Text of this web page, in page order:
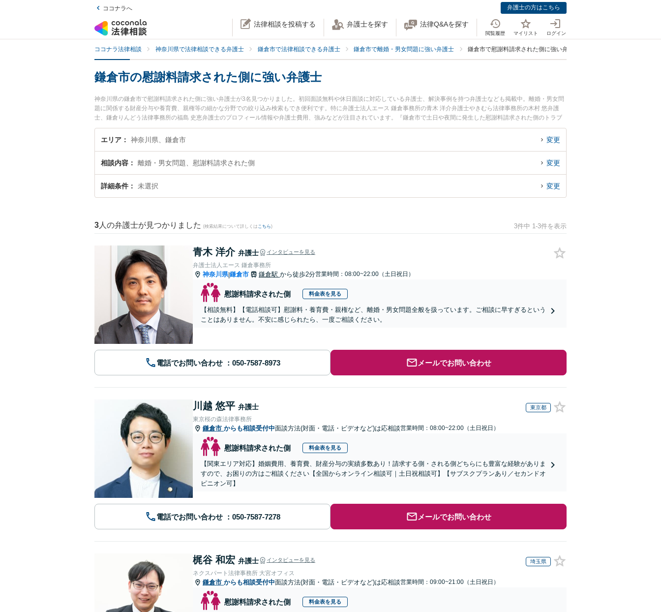
ココナラへ 弁護士の方はこちら
法律相談を投稿する 弁護士を探す 法律Q&Aを探す
閲覧履歴 マイリスト ログイン
ココナラ法律相談 神奈川県で法律相談できる弁護士 鎌倉市で法律相談できる弁護士 鎌倉市で離婚・男女問題に強い弁護士 鎌倉市で慰謝料請求された側に強い弁護士
鎌倉市の慰謝料請求された側に強い弁護士
神奈川県の鎌倉市で慰謝料請求された側に強い弁護士が3名見つかりました。初回面談無料や休日面談に対応している弁護士、解決事例を持つ弁護士なども掲載中。離婚・男女問
題に関係する財産分与や養育費、親権等の細かな分野での絞り込み検索もでき便利です。特に弁護士法人エース 鎌倉事務所の青木 洋介弁護士やきむら法律事務所の木村 悠弁護
士、鎌倉りんどう法律事務所の福島 史恵弁護士のプロフィール情報や弁護士費用、強みなどが注目されています。『鎌倉市で土日や夜間に発生した慰謝料請求された側のトラブ
ルを今すぐに弁護士に相談したい』『慰謝料請求された側のトラブル解決の実績豊富な近くの弁護士を検索したい』『初回相談無料で慰謝料請求された側を法律相談できる鎌倉市
内の弁護士に相談予約したい』などでお困りの相談者さんにおすすめです。
エリア 神奈川県、鎌倉市 変更
相談内容 離婚・男女問題、慰謝料請求された側 変更
詳細条件 未選択 変更
3 人の弁護士が見つかりました (検索結果について詳しくは こちら) 3件中 1-3件を表示
青木 洋介 弁護士 インタビューを見る
弁護士法人エース 鎌倉事務所
神奈川県|鎌倉市 鎌倉駅 から徒歩2分営業時間：08:00~22:00（土日祝日）
慰謝料請求された側 料金表を見る
【相談無料】【電話相談可】慰謝料・養育費・親権など、離婚・男女問題全般を扱っています。ご相談に早すぎるという
ことはありません。不安に感じられたら、一度ご相談ください。
電話でお問い合わせ メールでお問い合わせ
川越 悠平 弁護士 東京都
東京桜の森法律事務所
鎌倉市 からも相談受付中面談方法(対面・電話・ビデオなど)は応相談営業時間：08:00~22:00（土日祝日）
慰謝料請求された側 料金表を見る
【関東エリア対応】婚姻費用、養育費、財産分与の実績多数あり！請求する側・される側どちらにも豊富な経験がありま
すので、お困りの方はご相談ください【全国からオンライン相談可｜土日祝相談可】【サブスクプランあり／セカンドオ
ピニオン可】
電話でお問い合わせ メールでお問い合わせ
梶谷 和宏 弁護士 インタビューを見る 埼玉県
ネクスパート法律事務所 大宮オフィス
鎌倉市 からも相談受付中面談方法(対面・電話・ビデオなど)は応相談営業時間：09:00~21:00（土日祝日）
慰謝料請求された側 料金表を見る